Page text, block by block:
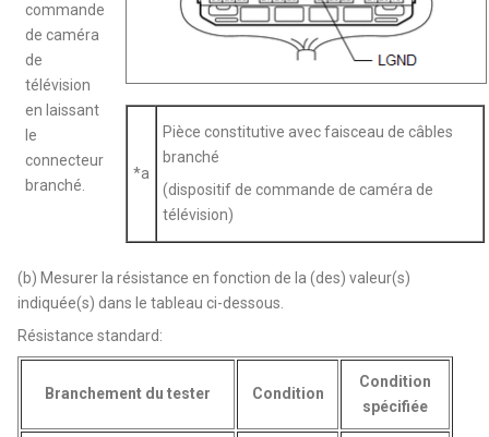
commande
de caméra
de
télévision
en laissant
le
connecteur
branché.
*a
Pièce constitutive avec faisceau de câbles
branché
(dispositif de commande de caméra de
télévision)
(b) Mesurer la résistance en fonction de la (des) valeur(s)
indiquée(s) dans le tableau ci-dessous.
Résistance standard:
Branchement du tester Condition
Condition
spécifiée